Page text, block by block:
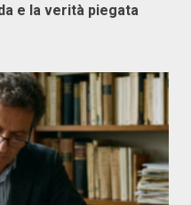
e la verità piegata